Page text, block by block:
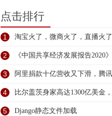
点击排行
1 淘宝火了，微商火了，直播火
了！
2 《中国共享经济发展报告2020
3 阿里捐款十亿营收又下滑，腾
大
4 比尔盖茨身家高达1300亿美金
5 Django静态文件加载